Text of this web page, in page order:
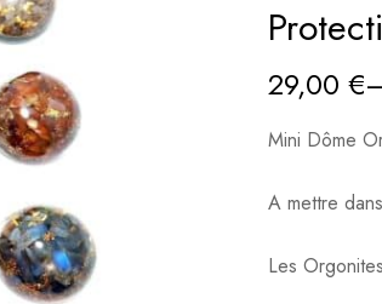
29,00 €
Mini Dôme
A mettre
Les